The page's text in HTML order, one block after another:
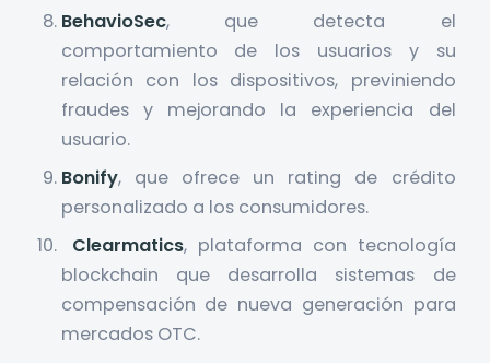
BehavioSec, que detecta el
comportamiento de los usuarios y su
relación con los dispositivos, previniendo
fraudes y mejorando la experiencia del
usuario.
Bonify, que ofrece un rating de crédito
personalizado a los consumidores.
Clearmatics, plataforma con tecnología
blockchain que desarrolla sistemas de
compensación de nueva generación para
mercados OTC.